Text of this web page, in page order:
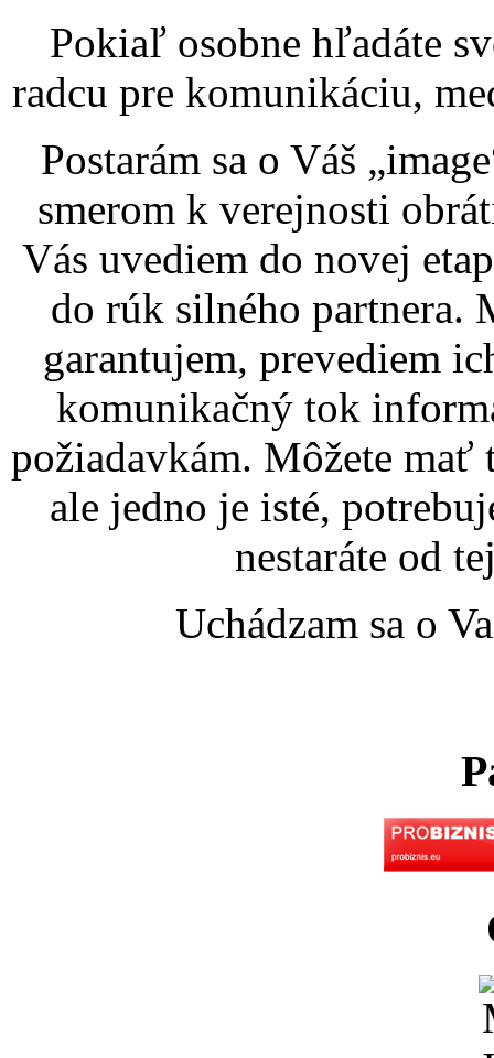
Pokiaľ osobne hľadáte
radcu pre komunikáciu,
Postarám sa o Váš
smerom k verejnosti
Vás uvediem do novej
do rúk silného partnera.
garantujem, prevediem
komunikačný tok
požiadavkám. Môžete
ale jedno je isté,
nestaráte od
Uchádzam sa o